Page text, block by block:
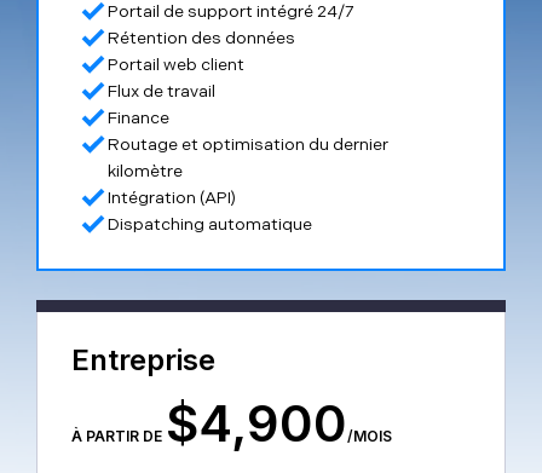
Portail de support intégré 24/7
Rétention des données
Portail web client
Flux de travail
Finance
Routage et optimisation du dernier
kilomètre
Intégration (API)
Dispatching automatique
Entreprise
À PARTIR DE $4,900/MOIS